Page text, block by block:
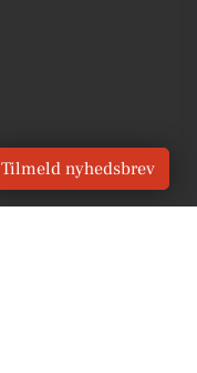
Tilmeld nyhedsbrev